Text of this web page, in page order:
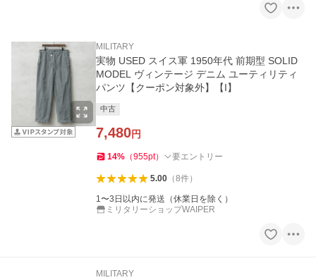
MILITARY
実物 USED スイス軍 1950年代 前期型 SOLID
MODEL ヴィンテージ デニム ユーティリティ
パンツ【クーポン対象外】【I】
中古
7,480円
14% （955pt） 要エントリー
5.00（8件）
1〜3日以内に発送（休業日を除く）
ミリタリーショップWAIPER
MILITARY